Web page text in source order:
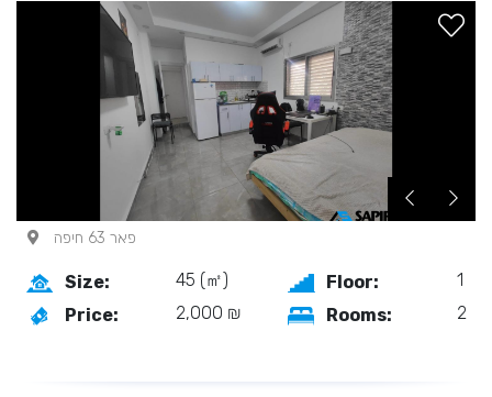
פאר 63 חיפה
Size: 45 (㎡) Floor:
1
Price:
2,000 ₪ Rooms: 2